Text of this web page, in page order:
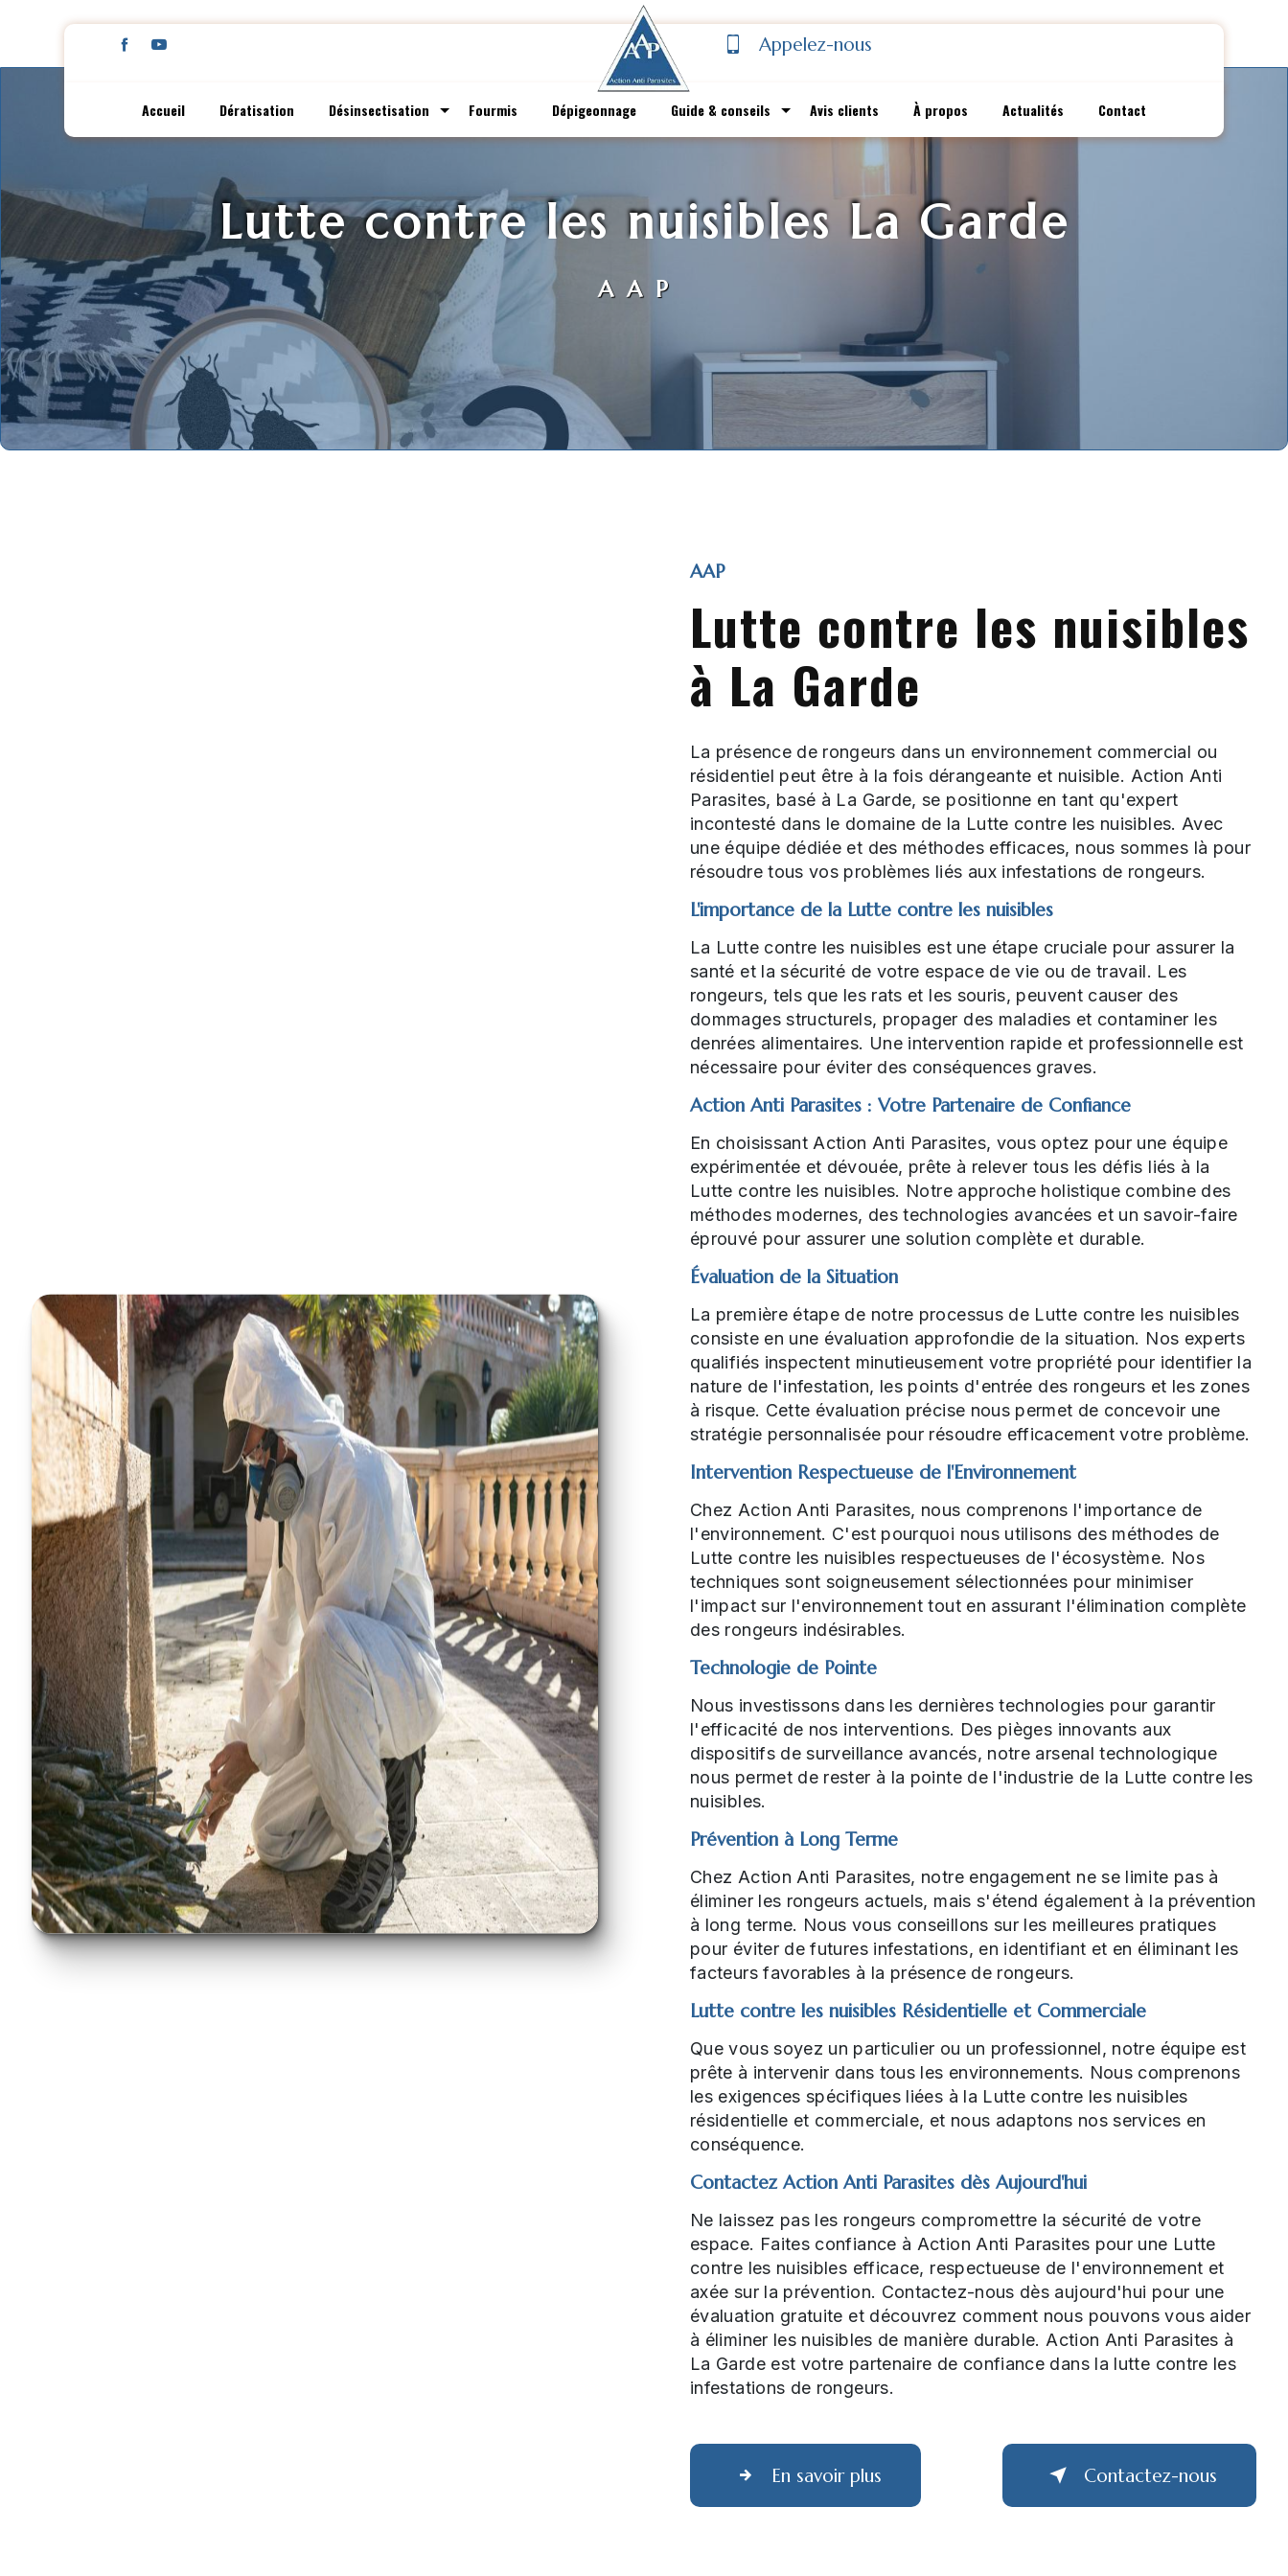
Appelez-nous
Accueil Dératisation Désinsectisation Fourmis Dépigeonnage Guide & conseils Avis clients À propos Actualités Contact
Lutte contre les nuisibles La Garde
AAP
AAP
Lutte contre les nuisibles
à La Garde
La présence de rongeurs dans un environnement commercial ou
résidentiel peut être à la fois dérangeante et nuisible. Action Anti
Parasites, basé à La Garde, se positionne en tant qu'expert
incontesté dans le domaine de la Lutte contre les nuisibles. Avec
une équipe dédiée et des méthodes efficaces, nous sommes là pour
résoudre tous vos problèmes liés aux infestations de rongeurs.
L'importance de la Lutte contre les nuisibles
La Lutte contre les nuisibles est une étape cruciale pour assurer la
santé et la sécurité de votre espace de vie ou de travail. Les
rongeurs, tels que les rats et les souris, peuvent causer des
dommages structurels, propager des maladies et contaminer les
denrées alimentaires. Une intervention rapide et professionnelle est
nécessaire pour éviter des conséquences graves.
Action Anti Parasites : Votre Partenaire de Confiance
En choisissant Action Anti Parasites, vous optez pour une équipe
expérimentée et dévouée, prête à relever tous les défis liés à la
Lutte contre les nuisibles. Notre approche holistique combine des
méthodes modernes, des technologies avancées et un savoir-faire
éprouvé pour assurer une solution complète et durable.
Évaluation de la Situation
La première étape de notre processus de Lutte contre les nuisibles
consiste en une évaluation approfondie de la situation. Nos experts
qualifiés inspectent minutieusement votre propriété pour identifier la
nature de l'infestation, les points d'entrée des rongeurs et les zones
à risque. Cette évaluation précise nous permet de concevoir une
stratégie personnalisée pour résoudre efficacement votre problème.
Intervention Respectueuse de l'Environnement
Chez Action Anti Parasites, nous comprenons l'importance de
l'environnement. C'est pourquoi nous utilisons des méthodes de
Lutte contre les nuisibles respectueuses de l'écosystème. Nos
techniques sont soigneusement sélectionnées pour minimiser
l'impact sur l'environnement tout en assurant l'élimination complète
des rongeurs indésirables.
Technologie de Pointe
Nous investissons dans les dernières technologies pour garantir
l'efficacité de nos interventions. Des pièges innovants aux
dispositifs de surveillance avancés, notre arsenal technologique
nous permet de rester à la pointe de l'industrie de la Lutte contre les
nuisibles.
Prévention à Long Terme
Chez Action Anti Parasites, notre engagement ne se limite pas à
éliminer les rongeurs actuels, mais s'étend également à la prévention
à long terme. Nous vous conseillons sur les meilleures pratiques
pour éviter de futures infestations, en identifiant et en éliminant les
facteurs favorables à la présence de rongeurs.
Lutte contre les nuisibles Résidentielle et Commerciale
Que vous soyez un particulier ou un professionnel, notre équipe est
prête à intervenir dans tous les environnements. Nous comprenons
les exigences spécifiques liées à la Lutte contre les nuisibles
résidentielle et commerciale, et nous adaptons nos services en
conséquence.
Contactez Action Anti Parasites dès Aujourd'hui
Ne laissez pas les rongeurs compromettre la sécurité de votre
espace. Faites confiance à Action Anti Parasites pour une Lutte
contre les nuisibles efficace, respectueuse de l'environnement et
axée sur la prévention. Contactez-nous dès aujourd'hui pour une
évaluation gratuite et découvrez comment nous pouvons vous aider
à éliminer les nuisibles de manière durable. Action Anti Parasites à
La Garde est votre partenaire de confiance dans la lutte contre les
infestations de rongeurs.
En savoir plus Contactez-nous